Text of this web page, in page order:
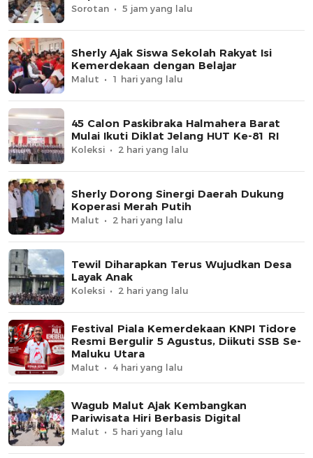
Sorotan 5 jam yang lalu
Sherly Ajak Siswa Sekolah Rakyat Isi
Kemerdekaan dengan Belajar
Malut 1 hari yang lalu
45 Calon Paskibraka Halmahera Barat
Mulai Ikuti Diklat Jelang HUT Ke-81 RI
Koleksi 2 hari yang lalu
Sherly Dorong Sinergi Daerah Dukung
Koperasi Merah Putih
Malut 2 hari yang lalu
Tewil Diharapkan Terus Wujudkan Desa
Layak Anak
Koleksi 2 hari yang lalu
Festival Piala Kemerdekaan KNPI Tidore
Resmi Bergulir 5 Agustus, Diikuti SSB Se-
Maluku Utara
Malut 4 hari yang lalu
Wagub Malut Ajak Kembangkan
Pariwisata Hiri Berbasis Digital
Malut 5 hari yang lalu